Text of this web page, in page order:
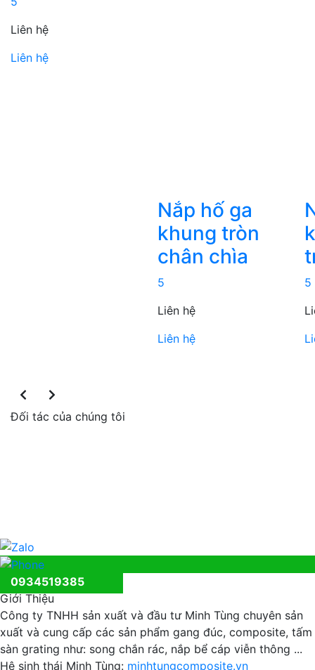
Liên hệ
Liên hệ
Nắp hố ga
khung tròn
chân chìa
5
Liên hệ
Liên hệ
5
Đối tác của chúng tôi
0934519385
Giới Thiệu
Công ty TNHH sản xuất và đầu tư Minh Tùng chuyên sản
xuất và cung cấp các sản phẩm gang đúc, composite, tấm
sàn grating như: song chắn rác, nắp bể cáp viễn thông ...
Hệ sinh thái Minh Tùng: minhtungcomposite.vn